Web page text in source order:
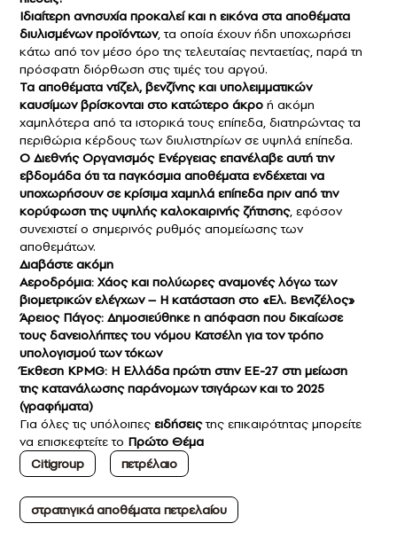
Ιδιαίτερη ανησυχία προκαλεί και η εικόνα στα αποθέματα
διυλισμένων προϊόντων, τα οποία έχουν ήδη υποχωρήσει
κάτω από τον μέσο όρο της τελευταίας πενταετίας, παρά τη
πρόσφατη διόρθωση στις τιμές του αργού.
Τα αποθέματα ντίζελ, βενζίνης και υπολειμματικών
καυσίμων βρίσκονται στο κατώτερο άκρο ή ακόμη
χαμηλότερα από τα ιστορικά τους επίπεδα, διατηρώντας τα
περιθώρια κέρδους των διυλιστηρίων σε υψηλά επίπεδα.
Ο Διεθνής Οργανισμός Ενέργειας επανέλαβε αυτή την
εβδομάδα ότι τα παγκόσμια αποθέματα ενδέχεται να
υποχωρήσουν σε κρίσιμα χαμηλά επίπεδα πριν από την
κορύφωση της υψηλής καλοκαιρινής ζήτησης, εφόσον
συνεχιστεί ο σημερινός ρυθμός απομείωσης των
αποθεμάτων.
Διαβάστε ακόμη
Αεροδρόμια: Χάος και πολύωρες αναμονές λόγω των
βιομετρικών ελέγχων – Η κατάσταση στο «Ελ. Βενιζέλος»
Άρειος Πάγος: Δημοσιεύθηκε η απόφαση που δικαίωσε
τους δανειολήπτες του νόμου Κατσέλη για τον τρόπο
υπολογισμού των τόκων
Έκθεση KPMG: Η Ελλάδα πρώτη στην ΕΕ-27 στη μείωση
της κατανάλωσης παράνομων τσιγάρων και το 2025
(γραφήματα)
Για όλες τις υπόλοιπες ειδήσειςτης επικαιρότητας μπορείτε
να επισκεφτείτε το Πρώτο Θέμα
Citigroup
πετρέλαιο
στρατηγικά αποθέματα πετρελαίου